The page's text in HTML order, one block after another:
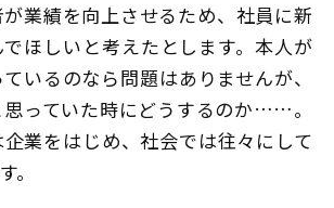
業績を向上させるため、社員に新
ほしいと考えたとします。本人が
いるのなら問題はありませんが、
っていた時にどうするのか……。
業をはじめ、社会では往々にして
。